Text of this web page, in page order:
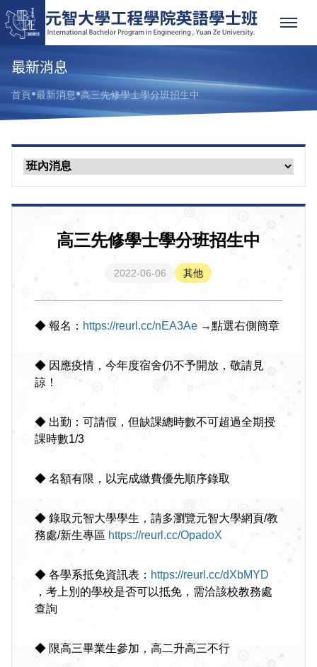
最新消息
首頁●最新消息●高三先修學士學分班招生中
高三先修學士學分班招生中
2022-06-06 其他
◆ 報名： https://reurl.cc/nEA3Ae →點選右側簡章
◆ 因應疫情，今年度宿舍仍不予開放，敬請見
諒！
◆ 出勤：可請假，但缺課總時數不可超過全期授
課時數1/3
◆ 名額有限，以完成繳費優先順序錄取
◆ 錄取元智大學學生，請多瀏覽元智大學網頁/教
務處/新生專區 https://reurl.cc/OpadoX
◆ 各學系抵免資訊表： https://reurl.cc/dXbMYD
，考上別的學校是否可以抵免，需洽該校教務處
查詢
◆ 限高三畢業生參加，高二升高三不行